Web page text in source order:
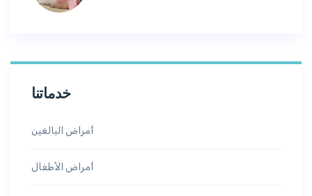
خدماتنا
أمراض البالغين
أمراض الأطفال